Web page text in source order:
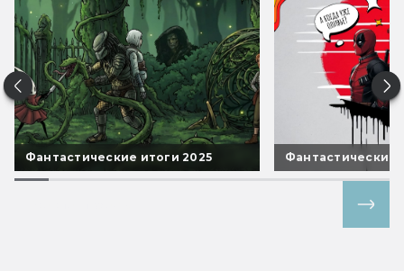
Фантастические итоги 2025 Фантастические